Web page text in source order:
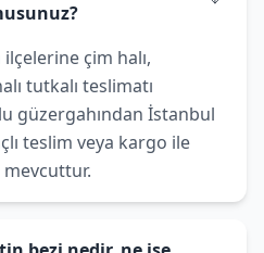
çim halı,
tutkalı teslimatı
güzergahından İstanbul
teslim veya kargo ile